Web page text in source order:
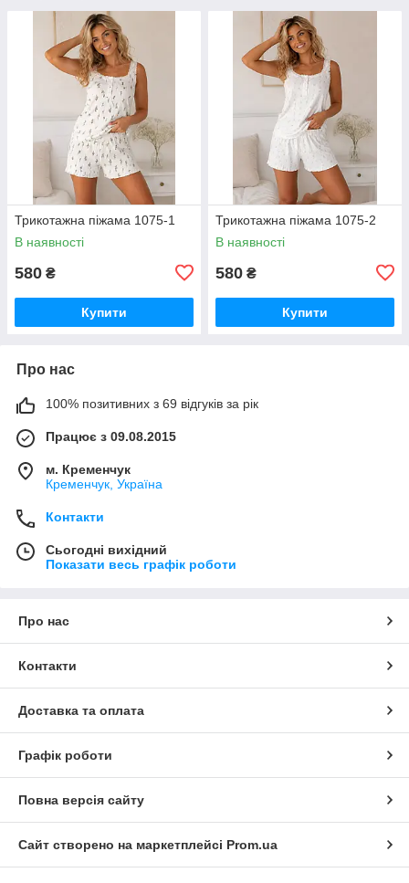
Трикотажна піжама 1075-1
В наявності
580 ₴
Купити
Трикотажна піжама 1075-2
В наявності
580 ₴
Купити
Про нас
100% позитивних з 69 відгуків за рік
Працює з 09.08.2015
м. Кременчук
Кременчук, Україна
Контакти
Сьогодні вихідний
Показати весь графік роботи
Про нас
Контакти
Доставка та оплата
Графік роботи
Повна версія сайту
Сайт створено на маркетплейсі Prom.ua